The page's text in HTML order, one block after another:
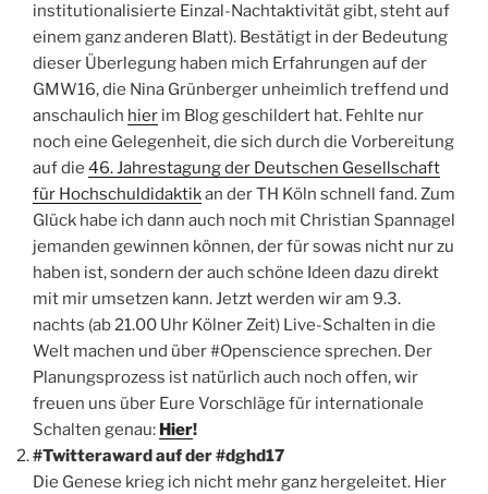
institutionalisierte Einzal-Nachtaktivität gibt, steht auf
einem ganz anderen Blatt). Bestätigt in der Bedeutung
dieser Überlegung haben mich Erfahrungen auf der
GMW16, die Nina Grünberger unheimlich treffend und
anschaulich hier im Blog geschildert hat. Fehlte nur
noch eine Gelegenheit, die sich durch die Vorbereitung
auf die 46. Jahrestagung der Deutschen Gesellschaft
für Hochschuldidaktikan der TH Köln schnell fand. Zum
Glück habe ich dann auch noch mit Christian Spannagel
jemanden gewinnen können, der für sowas nicht nur zu
haben ist, sondern der auch schöne Ideen dazu direkt
mit mir umsetzen kann. Jetzt werden wir am 9.3.
nachts (ab 21.00 Uhr Kölner Zeit) Live-Schalten in die
Welt machen und über #Openscience sprechen. Der
Planungsprozess ist natürlich auch noch offen, wir
freuen uns über Eure Vorschläge für internationale
Schalten genau: Hier!
#Twitteraward auf der #dghd17
Die Genese krieg ich nicht mehr ganz hergeleitet. Hier